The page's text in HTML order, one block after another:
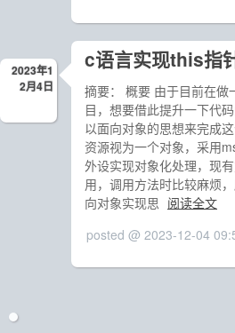
2023年1
2月4日
c语言实现this指
摘要： 概要 由于目前在做
目，想要借此提升一下代
以面向对象的思想来完成
资源视为一个对象，采用
外设实现对象化处理，现
用，调用方法时比较麻烦
向对象实现思 阅读全文
posted @ 2023-12-04